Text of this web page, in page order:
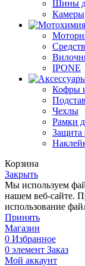
Шины
Камеры
IPONE
Кофры
Чехлы
Рамки
Защита
Корзина
Закрыть
Мы используем
нашем веб-сайте.
использование
Принять
Магазин
0 Избранное
0 элемент Заказ
Мой аккаунт